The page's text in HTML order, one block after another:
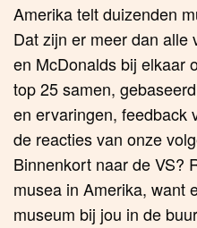
Amerika telt duizenden
Dat zijn er meer dan alle
en McDonalds bij elkaar
top 25 samen,
en ervaringen, feedback
de reacties van onze
Binnenkort naar de VS?
musea in Amerika, want
museum bij jou in de